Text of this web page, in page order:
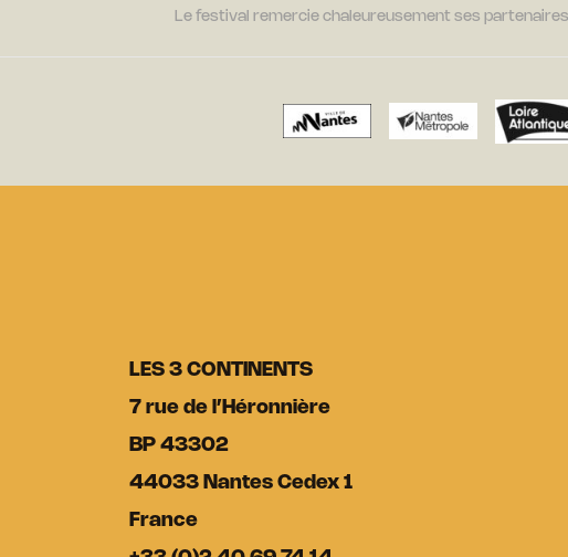
Le festival remercie chaleureusement ses
LES 3 CONTINENTS
7 rue de l’Héronnière
BP 43302
44033 Nantes Cedex 1
France